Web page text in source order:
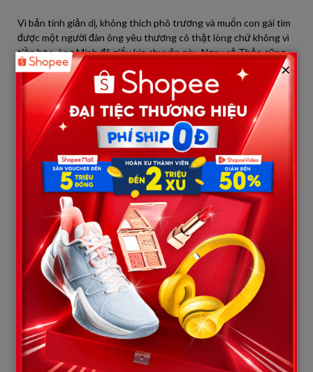
Vì bản tính giản dị, không thích phô trương và muốn con gái tìm
được một người đàn ông yêu thương cô thật lòng chứ không vì
tiền bạc, ông Minh đã giấu kín chuyện này. Ngay cả Thảo cũng
chỉ biết mập mờ rằng gia đình có một khoản tiền tiết kiệm nhỏ,
chứ không hề biết con số thực sự khổng lồ đến mức nào.
Đúng ba tháng sau ngày cưới hụt, quyết định đền bù chính thức
được phê duyệt. Số tiền đền bù đất đai của ông Minh lên tới hơn
30 tỷ đồng, kèm theo hai suất đất tái định cư ngay mặt tiền
quốc lộ.
Chỉ trong vòng vài tuần, căn nhà cấp bốn cũ kỹ giữa đồng của
ông Minh được thay thế bằng một công trường xây dựng rầm
rộ. Ông Minh không tiếc tiền thuê xe đổ đá móng, trải nhựa
phẳng lỳ toàn bộ con đường đất dẫn vào làng để tạ ơn bà con lối
xóm đã cưu mang hai cha con bao năm qua. Từ một con đường
lầy lội bị nhà trai chê bai, giờ đây nó trở thành con đường đẹp
nhất vùng.
Quả báo nhãn tiền của nhà trai
Trong khi gia đình Thảo đổi đời thì ở bên kia chiến tuyến, gia
đình Tuấn lại rơi vào bi kịch khủng hoảng.
×